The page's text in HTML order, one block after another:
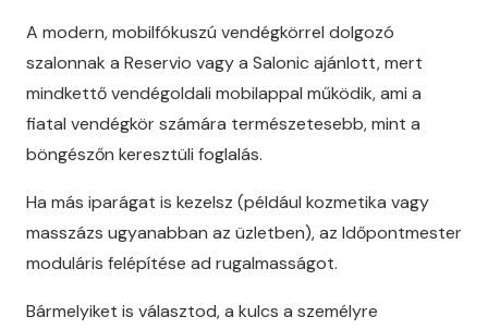
A modern, mobilfókuszú vendégkörrel dolgozó
szalonnak a Reservio vagy a Salonic ajánlott, mert
mindkettő vendégoldali mobilappal működik, ami a
fiatal vendégkör számára természetesebb, mint a
böngészőn keresztüli foglalás.
Ha más iparágat is kezelsz (például kozmetika vagy
masszázs ugyanabban az üzletben), az Időpontmester
moduláris felépítése ad rugalmasságot.
Bármelyiket is választod, a kulcs a személyre